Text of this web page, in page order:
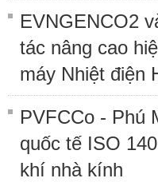
EVNGENCO2
tác nâng cao
máy Nhiệt điện
PVFCCo - Phú
quốc tế ISO
khí nhà kính